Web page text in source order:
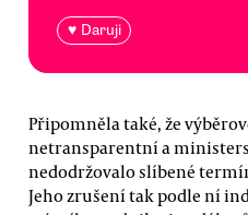
♥ Daruji
Připomněla také, že
netransparentní a
nedodržovalo slíbené
Jeho zrušení tak podle ní